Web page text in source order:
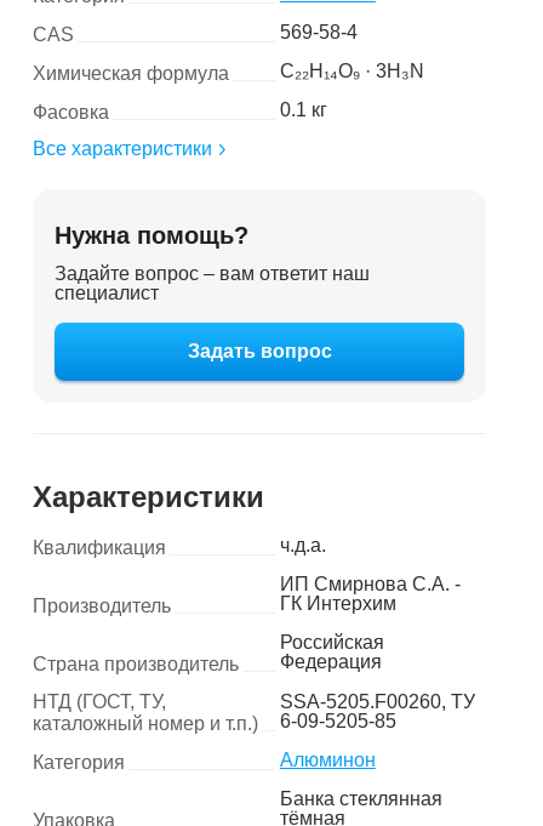
CAS
569-58-4
Химическая формула
C₂₂H₁₄O₉ · 3H₃N
Фасовка
0.1 кг
Все характеристики
Нужна помощь?
Задайте вопрос – вам ответит наш
специалист
Задать вопрос
Характеристики
Квалификация ч.д.а.
Производитель
ИП Смирнова С.А. -
ГК Интерхим
Страна производитель
Российская
Федерация
НТД (ГОСТ, ТУ,
каталожный номер и т.п.)
SSA-5205.F00260, ТУ
6-09-5205-85
Категория
Алюминон
Упаковка
Банка стеклянная
тёмная